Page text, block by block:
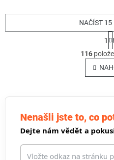
v
l
á
a
í
p
r
v
NAČÍST 15
t
r
á
n
k
í
1
116
Nenašli jste to, co
Dejte nám vědět a